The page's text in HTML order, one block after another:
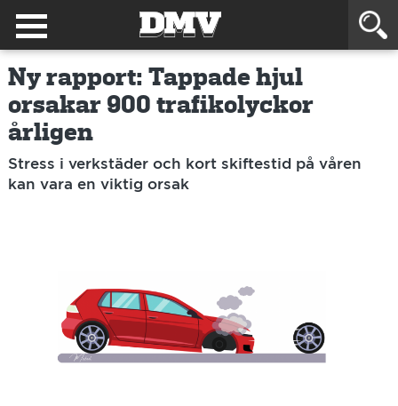
Ny rapport: Tappade hjul
orsakar 900 trafikolyckor
årligen
Stress i verkstäder och kort skiftestid på våren
kan vara en viktig orsak